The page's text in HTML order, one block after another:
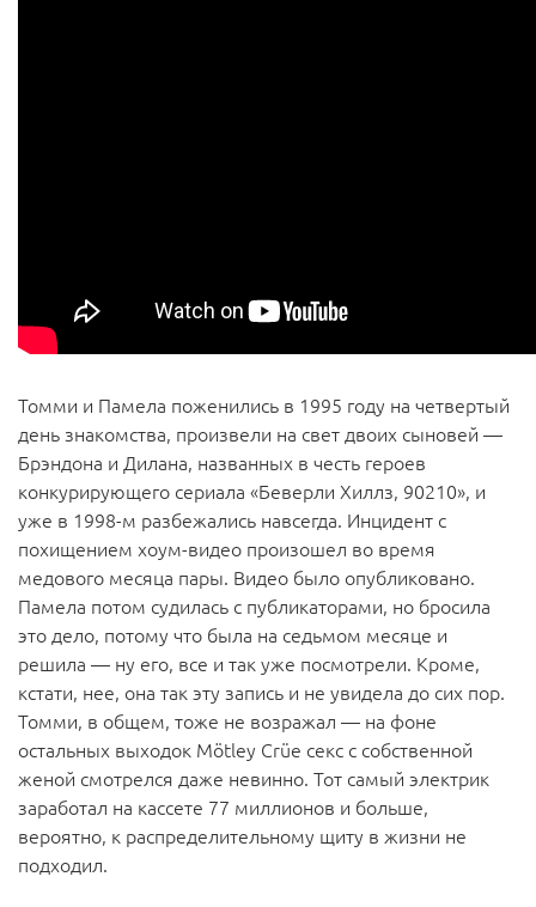
Томми и Памела поженились в 1995 году на четвертый
день знакомства, произвели на свет двоих сыновей —
Брэндона и Дилана, названных в честь героев
конкурирующего сериала «Беверли Хиллз, 90210», и
уже в 1998-м разбежались навсегда. Инцидент с
похищением хоум-видео произошел во время
медового месяца пары. Видео было опубликовано.
Памела потом судилась с публикаторами, но бросила
это дело, потому что была на седьмом месяце и
решила — ну его, все и так уже посмотрели. Кроме,
кстати, нее, она так эту запись и не увидела до сих пор.
Томми, в общем, тоже не возражал — на фоне
остальных выходок Mötley Crüe секс с собственной
женой смотрелся даже невинно. Тот самый электрик
заработал на кассете 77 миллионов и больше,
вероятно, к распределительному щиту в жизни не
подходил.